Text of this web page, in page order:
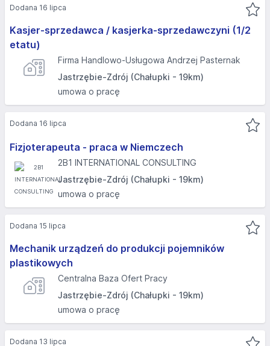
Kasjer-sprzedawca / kasjerka-sprzedawczyni (1/2
etatu)
Firma Handlowo-Usługowa Andrzej Pasternak
Jastrzębie-Zdrój (Chałupki - 19km)
umowa o pracę
Dodana 16 lipca
Fizjoterapeuta - praca w Niemczech
2B1 INTERNATIONAL CONSULTING
Jastrzębie-Zdrój (Chałupki - 19km)
umowa o pracę
Dodana 16 lipca
Mechanik urządzeń do produkcji pojemników
plastikowych
Centralna Baza Ofert Pracy
Jastrzębie-Zdrój (Chałupki - 19km)
umowa o pracę
Dodana 15 lipca
Dodana 13 lipca